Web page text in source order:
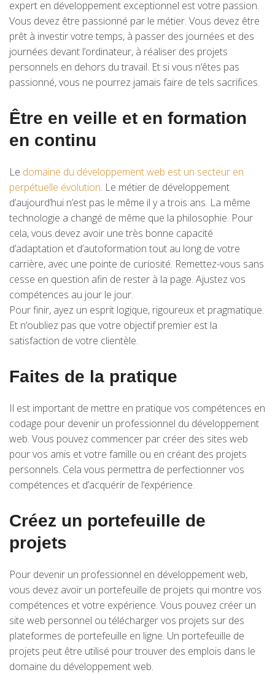
expert en développement exceptionnel est votre passion.
Vous devez être passionné par le métier. Vous devez être
prêt à investir votre temps, à passer des journées et des
journées devant l’ordinateur, à réaliser des projets
personnels en dehors du travail. Et si vous n’êtes pas
passionné, vous ne pourrez jamais faire de tels sacrifices.
Être en veille et en formation
en continu
Le domaine du développement web est un secteur en
perpétuelle évolution. Le métier de développement
d’aujourd’hui n’est pas le même il y a trois ans. La même
technologie a changé de même que la philosophie. Pour
cela, vous devez avoir une très bonne capacité
d’adaptation et d’autoformation tout au long de votre
carrière, avec une pointe de curiosité. Remettez-vous sans
cesse en question afin de rester à la page. Ajustez vos
compétences au jour le jour.
Pour finir, ayez un esprit logique, rigoureux et pragmatique.
Et n’oubliez pas que votre objectif premier est la
satisfaction de votre clientèle.
Faites de la pratique
Il est important de mettre en pratique vos compétences en
codage pour devenir un professionnel du développement
web. Vous pouvez commencer par créer des sites web
pour vos amis et votre famille ou en créant des projets
personnels. Cela vous permettra de perfectionner vos
compétences et d’acquérir de l’expérience.
Créez un portefeuille de
projets
Pour devenir un professionnel en développement web,
vous devez avoir un portefeuille de projets qui montre vos
compétences et votre expérience. Vous pouvez créer un
site web personnel ou télécharger vos projets sur des
plateformes de portefeuille en ligne. Un portefeuille de
projets peut être utilisé pour trouver des emplois dans le
domaine du développement web.